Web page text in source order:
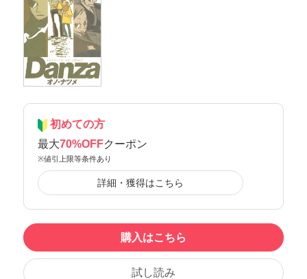
初めての方
最大70%OFFクーポン
※値引上限等条件あり
詳細・獲得はこちら
購入はこちら
試し読み